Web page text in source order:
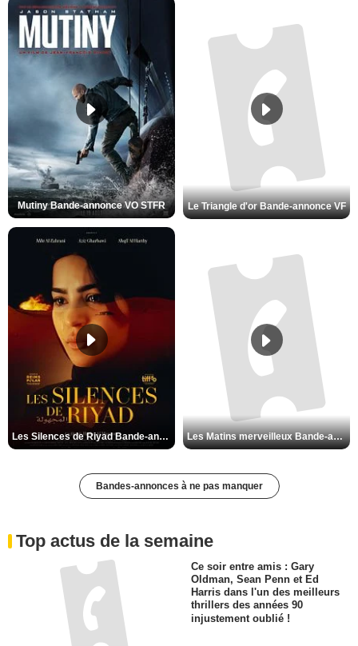
Mutiny Bande-annonce VO STFR Le Triangle d'or Bande-annonce VF
Les Silences de Riyad Bande-annonce VO STFR Les Matins merveilleux Bande-annonce VF
Bandes-annonces à ne pas manquer
Top actus de la semaine
Ce soir entre amis : Gary
Oldman, Sean Penn et Ed
Harris dans l'un des meilleurs
thrillers des années 90
injustement oublié !